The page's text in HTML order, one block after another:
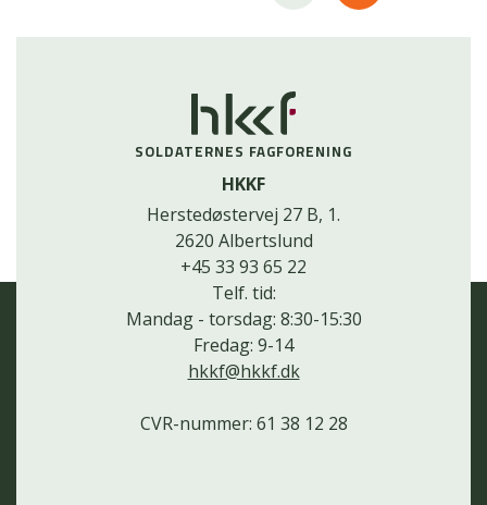
SOLDATERNES FAGFORENING
HKKF
Herstedøstervej 27 B, 1.
2620 Albertslund
+45 33 93 65 22
Telf. tid:
Mandag - torsdag: 8:30-15:30
Fredag: 9-14
hkkf@hkkf.dk
CVR-nummer: 61 38 12 28